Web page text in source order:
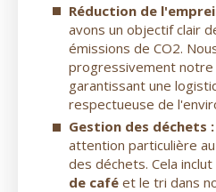
Réduction de
avons un objectif clair
émissions de CO2.
progressivement
garantissant une
respectueuse de
Gestion des déchets :
attention particulière
des déchets. Cela inclut
de café et le tri dans